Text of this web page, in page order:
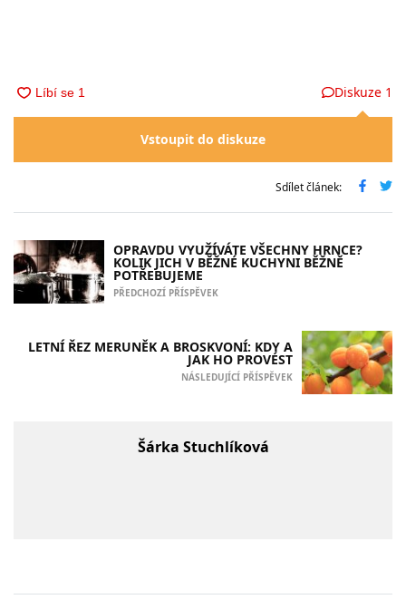
Diskuze 1
Vstoupit do diskuze
Sdílet článek:
OPRAVDU VYUŽÍVÁTE VŠECHNY HRNCE?
KOLIK JICH V BĚŽNÉ KUCHYNI BĚŽNĚ
POTŘEBUJEME
PŘEDCHOZÍ PŘÍSPĚVEK
LETNÍ ŘEZ MERUNĚK A BROSKVONÍ: KDY A
JAK HO PROVÉST
NÁSLEDUJÍCÍ PŘÍSPĚVEK
Šárka Stuchlíková